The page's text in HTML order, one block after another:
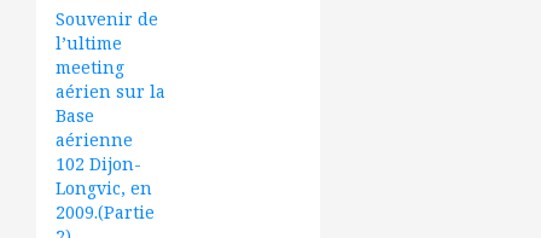
Souvenir de
l’ultime
meeting
aérien sur la
Base
aérienne
102 Dijon-
Longvic, en
2009.(Partie